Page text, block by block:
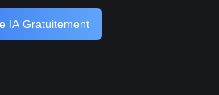
IA Gratuitement